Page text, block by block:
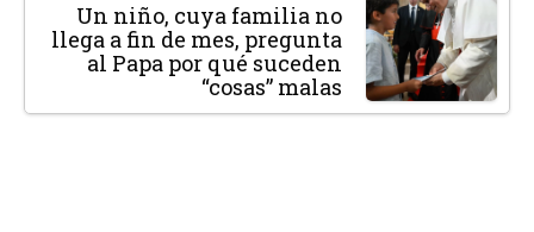
Un niño, cuya familia no
llega a fin de mes, pregunta
al Papa por qué suceden
“cosas” malas